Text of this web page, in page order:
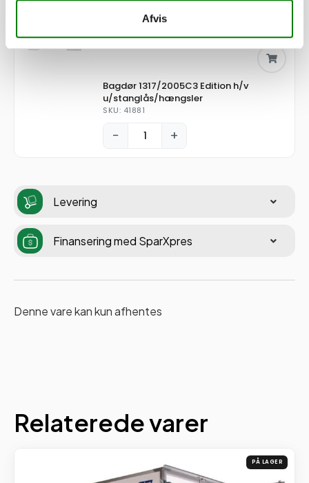
Afvis
Bagdør 1317/2005C3 Edition h/v
u/stanglås/hængsler
SKU: 41881
− +
Levering
Finansering med SparXpres
Denne vare kan kun afhentes
Relaterede varer
PÅ LAGER